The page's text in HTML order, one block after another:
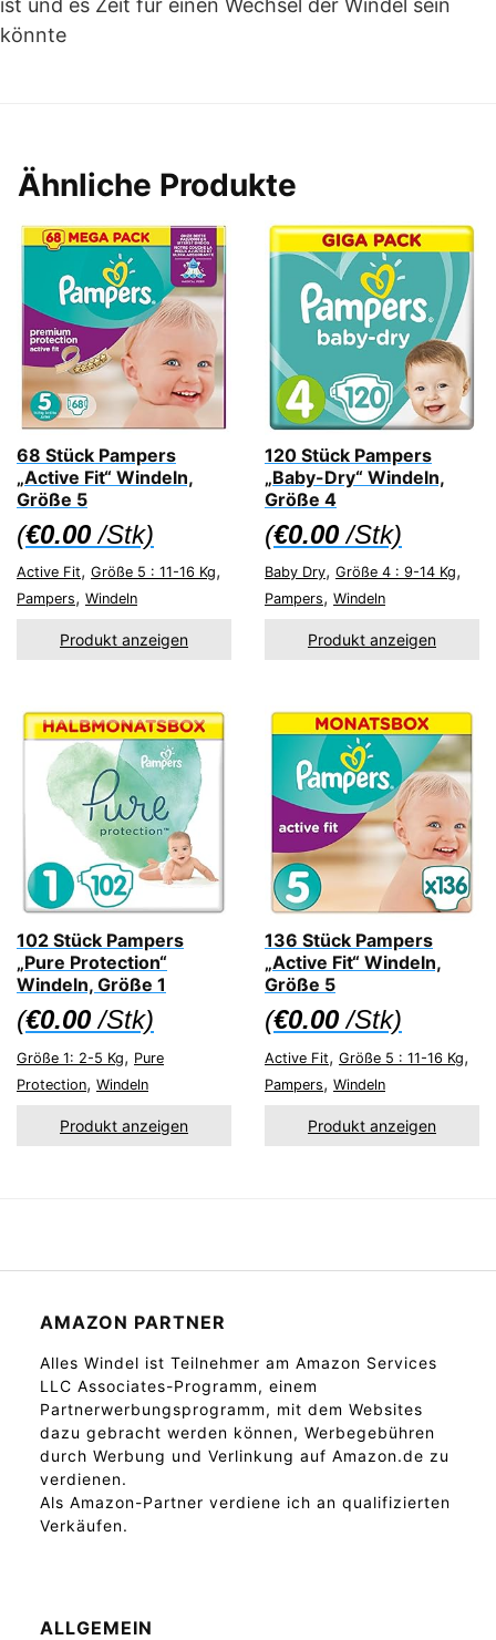
könnte
Ähnliche Produkte
68 Stück Pampers
„Active Fit“ Windeln,
Größe 5
(€0.00 /Stk)
Active Fit, Größe 5 : 11-16 Kg,
Pampers, Windeln
Produkt anzeigen
120 Stück Pampers
„Baby-Dry“ Windeln,
Größe 4
(€0.00 /Stk)
Baby Dry, Größe 4 : 9-14 Kg,
Pampers, Windeln
Produkt anzeigen
102 Stück Pampers
„Pure Protection“
Windeln, Größe 1
(€0.00 /Stk)
Größe 1: 2-5 Kg, Pure
Protection, Windeln
Produkt anzeigen
136 Stück Pampers
„Active Fit“ Windeln,
Größe 5
(€0.00 /Stk)
Active Fit, Größe 5 : 11-16 Kg,
Pampers, Windeln
Produkt anzeigen
AMAZON PARTNER
Alles Windel ist Teilnehmer am Amazon Services
LLC Associates-Programm, einem
Partnerwerbungsprogramm, mit dem Websites
dazu gebracht werden können, Werbegebühren
durch Werbung und Verlinkung auf Amazon.de zu
verdienen.
Als Amazon-Partner verdiene ich an qualifizierten
Verkäufen.
ALLGEMEIN